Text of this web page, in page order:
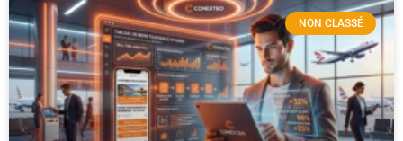
NON CLASSÉ